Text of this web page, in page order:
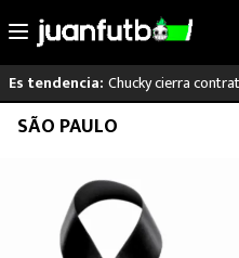
Saltar
Es tendencia: Chucky cierra
LO ÚLTIMO
LIGA MX
RAYADOS
SÃO PAULO